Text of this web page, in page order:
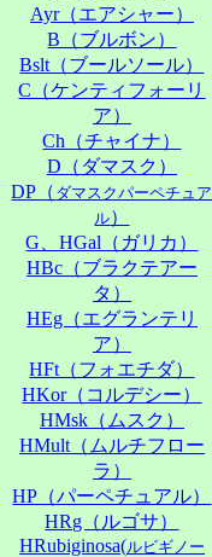
Ayr（エアシャー）
B（ブルボン）
Bslt（ブールソール）
C（ケンティフォーリ
ア）
Ch（チャイナ）
D（ダマスク）
DP（ ダマスクパーペチュア
ル）
G、HGal（ガリカ）
HBc（ブラクテアー
タ）
HEg（エグランテリ
ア）
HFt（フォエチダ）
HKor（コルデシー）
HMsk（ムスク）
HMult（ムルチフロー
ラ）
HP（パーペチュアル）
HRg（ルゴサ）
HRubiginosa(ルビギノー